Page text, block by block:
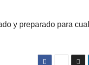
y preparado para